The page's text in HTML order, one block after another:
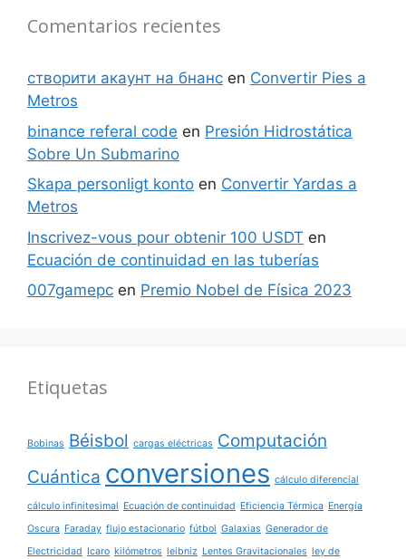
Comentarios recientes
створити акаунт на бнанс en Convertir Pies a
Metros
binance referal code en Presión Hidrostática
Sobre Un Submarino
Skapa personligt konto en Convertir Yardas a
Metros
Inscrivez-vous pour obtenir 100 USDT en
Ecuación de continuidad en las tuberías
007gamepc en Premio Nobel de Física 2023
Etiquetas
Bobinas Béisbol cargas eléctricas Computación
Cuántica conversiones cálculo diferencial
cálculo infinitesimal Ecuación de continuidad Eficiencia Térmica Energía
Oscura Faraday flujo estacionario fútbol Galaxias Generador de
Electricidad Icaro kilómetros leibniz Lentes Gravitacionales ley de